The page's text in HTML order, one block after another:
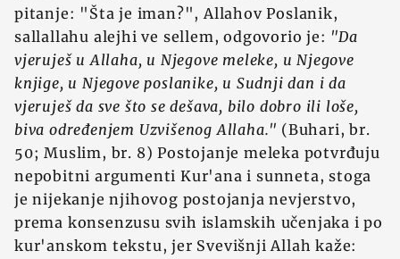
pitanje: "Šta je iman?", Allahov Poslanik,
sallallahu alejhi ve sellem, odgovorio je: "Da
vjeruješ u Allaha, u Njegove meleke, u Njegove
knjige, u Njegove poslanike, u Sudnji dan i da
vjeruješ da sve što se dešava, bilo dobro ili loše,
biva određenjem Uzvišenog Allaha." (Buhari, br.
50; Muslim, br. 8) Postojanje meleka potvrđuju
nepobitni argumenti Kur'ana i sunneta, stoga
je nijekanje njihovog postojanja nevjerstvo,
prema konsenzusu svih islamskih učenjaka i po
kur'anskom tekstu, jer Svevišnji Allah kaže: